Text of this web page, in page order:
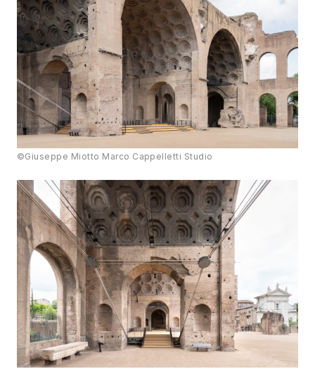
©Giuseppe Miotto Marco Cappelletti Studio